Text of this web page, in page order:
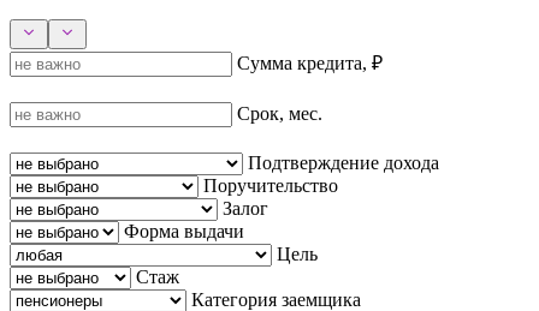
Сумма кредита, ₽
Срок, мес.
Подтверждение дохода
Поручительство
Залог
Форма выдачи
Цель
Стаж
Категория заемщика